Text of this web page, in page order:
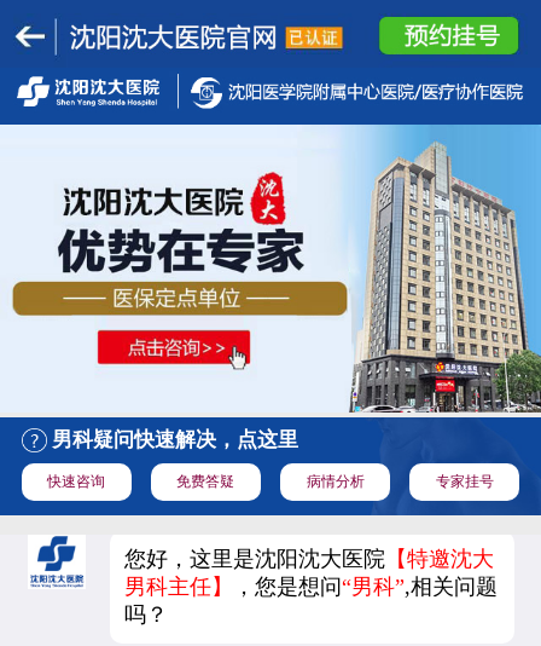
男科疑问快速解决，点这里
快速咨询 免费答疑 病情分析 专家挂号
您好，这里是沈阳沈大医院 【特邀沈大
男科主任】
，您是想问“男科”,相关问题
吗？